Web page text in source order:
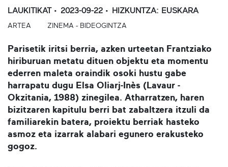
LAUKITIKAT 2023-09-22 HIZKUNTZA: EUSKARA
ARTEA ZINEMA - BIDEOGINTZA
Parisetik iritsi berria, azken urteetan Frantziako
hiriburuan metatu dituen objektu eta momentu
ederren maleta oraindik osoki hustu gabe
harrapatu dugu Elsa Oliarj-Inès (Lavaur -
Okzitania, 1988) zinegilea. Atharratzen, haren
bizitzaren kapitulu berri bat zabaltzera itzuli da
familiarekin batera, proiektu berriak hasteko
asmoz eta izarrak alabari egunero erakusteko
gogoz.